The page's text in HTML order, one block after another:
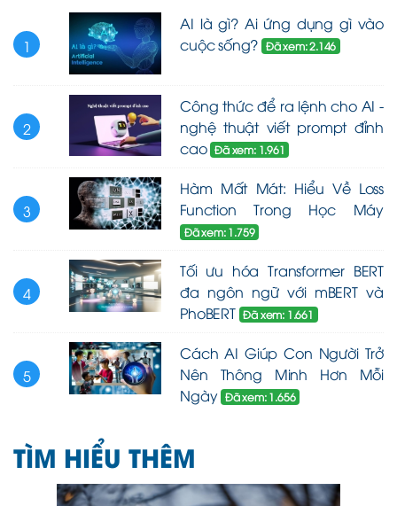
1
AI là gì? Ai ứng dụng gì vào
cuộc sống? Đã xem: 2.146
2
Công thức để ra lệnh cho AI -
nghệ thuật viết prompt đỉnh
cao Đã xem: 1.961
3
Hàm Mất Mát: Hiểu Về Loss
Function Trong Học Máy
Đã xem: 1.759
4
Tối ưu hóa Transformer BERT
đa ngôn ngữ với mBERT và
PhoBERT Đã xem: 1.661
5
Cách AI Giúp Con Người Trở
Nên Thông Minh Hơn Mỗi
Ngày Đã xem: 1.656
TÌM HIỂU THÊM